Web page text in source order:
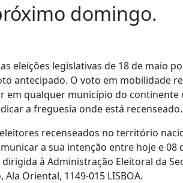
domingo.
eleições legislativas de 18 de maio
antecipado. O voto em mobilidade
em qualquer município do continente
a freguesia onde está recenseado.
eleitores recenseados no território
a sua intenção entre hoje e 08
à Administração Eleitoral da
Oriental, 1149-015 LISBOA.